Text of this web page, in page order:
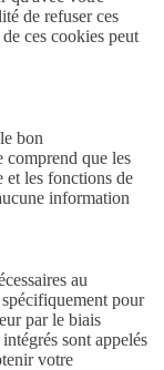
de refuser ces
ces cookies peut
bon
comprend que les
et les fonctions de
information
au
pour
par le biais
sont appelés
votre